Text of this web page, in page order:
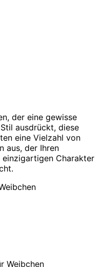
der eine gewisse
ausdrückt, diese
eine Vielzahl von
aus, der Ihren
einzigartigen Charakter